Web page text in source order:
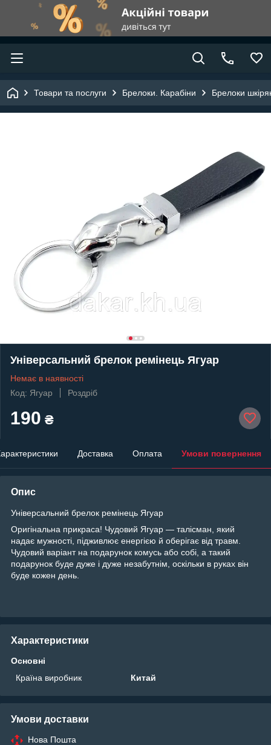
Товари та послуги Брелоки. Карабіни Брелоки
Універсальний брелок ремінець Ягуар
Немає в наявності
Код: Ягуар
Роздріб
190 ₴
Доставка Оплата Умови повернення
Опис
Універсальний брелок ремінець Ягуар
Оригінальна прикраса! Чудовий Ягуар — талісман, який
надає мужності, підживлює енергією й оберігає від травм.
Чудовий варіант на подарунок комусь або собі, а такий
подарунок буде дуже і дуже незабутнім, оскільки в руках він
буде кожен день.
Характеристики
Основні
Країна виробник
Китай
Умови доставки
Нова Пошта